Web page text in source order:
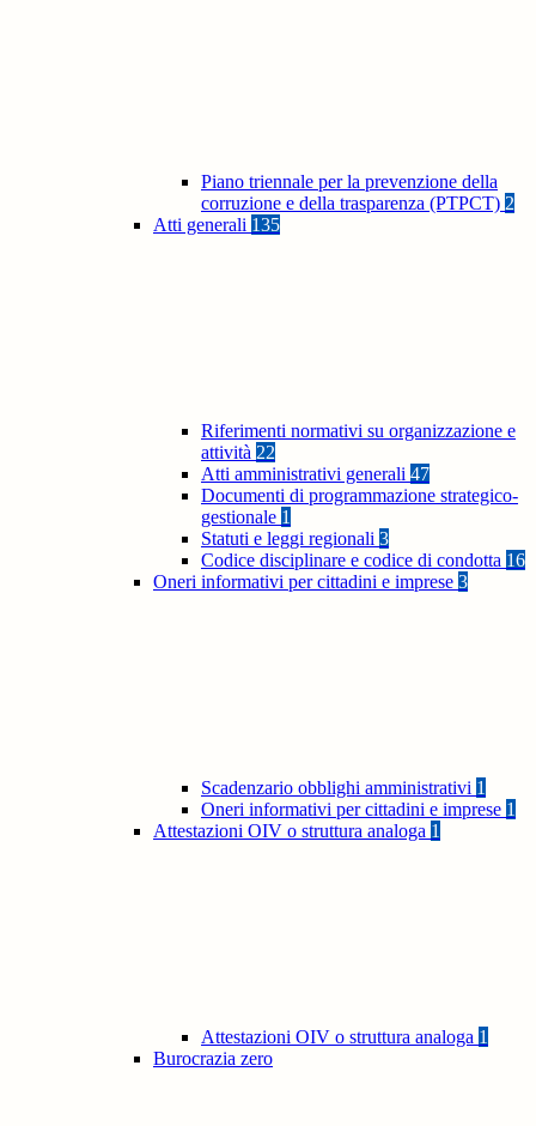
Piano triennale per la prevenzione della
corruzione e della trasparenza (PTPCT) 2
Atti generali 135
Riferimenti normativi su organizzazione e
attività 22
Atti amministrativi generali 47
Documenti di programmazione strategico-
gestionale 1
Statuti e leggi regionali 3
Codice disciplinare e codice di condotta 16
Oneri informativi per cittadini e imprese 3
Scadenzario obblighi amministrativi 1
Oneri informativi per cittadini e imprese 1
Attestazioni OIV o struttura analoga 1
Attestazioni OIV o struttura analoga 1
Burocrazia zero